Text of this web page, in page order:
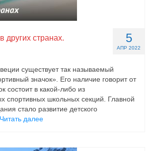
5
АПР 2022
других странах.
существует так называемый
значок». Его наличие говорит от
состоит в какой-либо из
спортивных школьных секций. Главной
стало развитие детского
Читать далее